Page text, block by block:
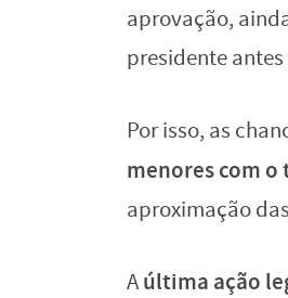
aprovação,
presidente
Por isso, as
menores com o
aproximação
Aúltima ação